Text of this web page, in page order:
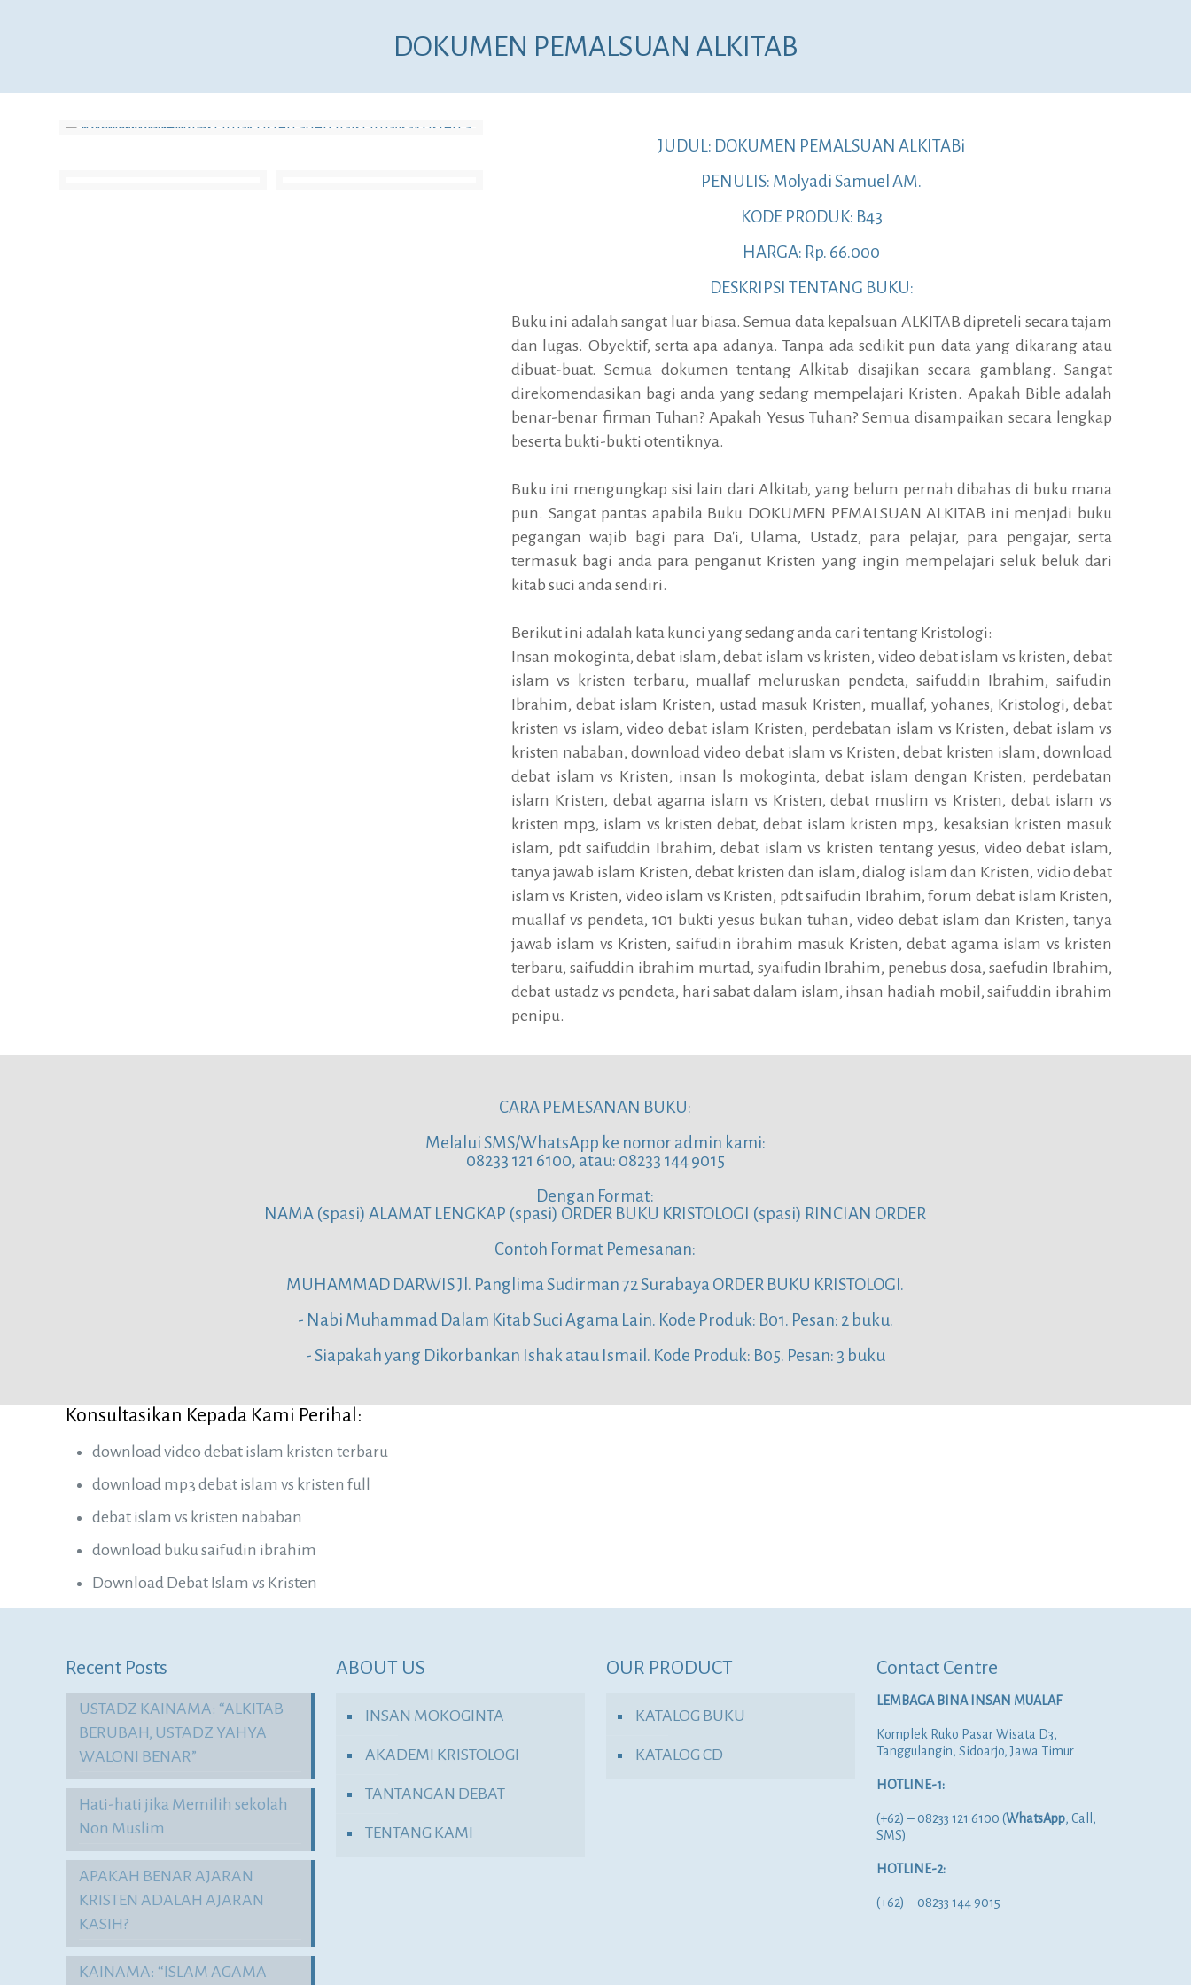
DOKUMEN PEMALSUAN ALKITAB
JUDUL: DOKUMEN PEMALSUAN ALKITABi
PENULIS: Molyadi Samuel AM.
KODE PRODUK: B43
HARGA: Rp. 66.000
DESKRIPSI TENTANG BUKU:
Buku ini adalah sangat luar biasa. Semua data kepalsuan ALKITAB dipreteli secara tajam
dan lugas. Obyektif, serta apa adanya. Tanpa ada sedikit pun data yang dikarang atau
dibuat-buat. Semua dokumen tentang Alkitab disajikan secara gamblang. Sangat
direkomendasikan bagi anda yang sedang mempelajari Kristen. Apakah Bible adalah
benar-benar firman Tuhan? Apakah Yesus Tuhan? Semua disampaikan secara lengkap
beserta bukti-bukti otentiknya.
Buku ini mengungkap sisi lain dari Alkitab, yang belum pernah dibahas di buku mana
pun. Sangat pantas apabila Buku DOKUMEN PEMALSUAN ALKITAB ini menjadi buku
pegangan wajib bagi para Da'i, Ulama, Ustadz, para pelajar, para pengajar, serta
termasuk bagi anda para penganut Kristen yang ingin mempelajari seluk beluk dari
kitab suci anda sendiri.
Berikut ini adalah kata kunci yang sedang anda cari tentang Kristologi:
Insan mokoginta, debat islam, debat islam vs kristen, video debat islam vs kristen, debat
islam vs kristen terbaru, muallaf meluruskan pendeta, saifuddin Ibrahim, saifudin
Ibrahim, debat islam Kristen, ustad masuk Kristen, muallaf, yohanes, Kristologi, debat
kristen vs islam, video debat islam Kristen, perdebatan islam vs Kristen, debat islam vs
kristen nababan, download video debat islam vs Kristen, debat kristen islam, download
debat islam vs Kristen, insan ls mokoginta, debat islam dengan Kristen, perdebatan
islam Kristen, debat agama islam vs Kristen, debat muslim vs Kristen, debat islam vs
kristen mp3, islam vs kristen debat, debat islam kristen mp3, kesaksian kristen masuk
islam, pdt saifuddin Ibrahim, debat islam vs kristen tentang yesus, video debat islam,
tanya jawab islam Kristen, debat kristen dan islam, dialog islam dan Kristen, vidio debat
islam vs Kristen, video islam vs Kristen, pdt saifudin Ibrahim, forum debat islam Kristen,
muallaf vs pendeta, 101 bukti yesus bukan tuhan, video debat islam dan Kristen, tanya
jawab islam vs Kristen, saifudin ibrahim masuk Kristen, debat agama islam vs kristen
terbaru, saifuddin ibrahim murtad, syaifudin Ibrahim, penebus dosa, saefudin Ibrahim,
debat ustadz vs pendeta, hari sabat dalam islam, ihsan hadiah mobil, saifuddin ibrahim
penipu.
CARA PEMESANAN BUKU:
Melalui SMS/WhatsApp ke nomor admin kami:
08233 121 6100, atau: 08233 144 9015
Dengan Format:
NAMA (spasi) ALAMAT LENGKAP (spasi) ORDER BUKU KRISTOLOGI (spasi) RINCIAN ORDER
Contoh Format Pemesanan:
MUHAMMAD DARWIS Jl. Panglima Sudirman 72 Surabaya ORDER BUKU KRISTOLOGI.
- Nabi Muhammad Dalam Kitab Suci Agama Lain. Kode Produk: B01. Pesan: 2 buku.
- Siapakah yang Dikorbankan Ishak atau Ismail. Kode Produk: B05. Pesan: 3 buku
Konsultasikan Kepada Kami Perihal:
download video debat islam kristen terbaru
download mp3 debat islam vs kristen full
debat islam vs kristen nababan
download buku saifudin ibrahim
Download Debat Islam vs Kristen
Recent Posts
USTADZ KAINAMA: “ALKITAB
BERUBAH, USTADZ YAHYA
WALONI BENAR”
Hati-hati jika Memilih sekolah
Non Muslim
APAKAH BENAR AJARAN
KRISTEN ADALAH AJARAN
KASIH?
KAINAMA: “ISLAM AGAMA
ABOUT US
INSAN MOKOGINTA
AKADEMI KRISTOLOGI
TANTANGAN DEBAT
TENTANG KAMI
OUR PRODUCT
KATALOG BUKU
KATALOG CD
Contact Centre
LEMBAGA BINA INSAN MUALAF
Komplek Ruko Pasar Wisata D3,
Tanggulangin, Sidoarjo, Jawa Timur
HOTLINE-1:
(+62) – 08233 121 6100 (WhatsApp, Call,
SMS)
HOTLINE-2:
(+62) – 08233 144 9015